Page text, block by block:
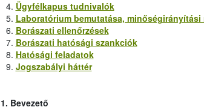
Ügyfélkapus tudnivalók
Laboratórium bemutatása, minőségirányítási
Borászati ellenőrzések
Borászati hatósági szankciók
Hatósági feladatok
Jogszabályi háttér
1. Bevezető